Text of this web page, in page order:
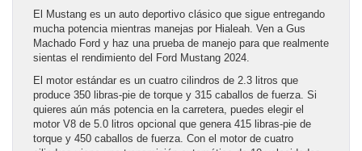
El Mustang es un auto deportivo clásico que sigue entregando
mucha potencia mientras manejas por Hialeah. Ven a Gus
Machado Ford y haz una prueba de manejo para que realmente
sientas el rendimiento del Ford Mustang 2024.
El motor estándar es un cuatro cilindros de 2.3 litros que
produce 350 libras-pie de torque y 315 caballos de fuerza. Si
quieres aún más potencia en la carretera, puedes elegir el
motor V8 de 5.0 litros opcional que genera 415 libras-pie de
torque y 450 caballos de fuerza. Con el motor de cuatro